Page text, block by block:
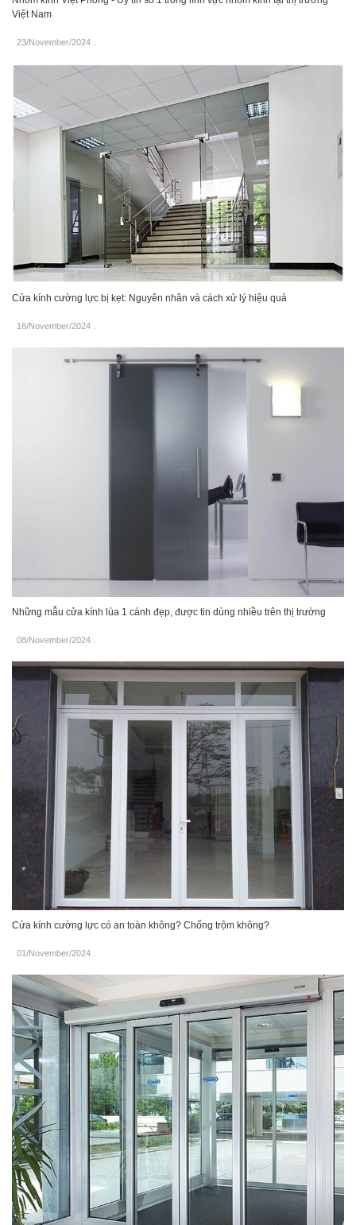
Việt Nam
23/November/2024
Cửa kính cường lực bị kẹt: Nguyên nhân và cách xử lý hiệu quả
16/November/2024
Những mẫu cửa kính lùa 1 cánh đẹp, được tin dùng nhiều trên thị trường
08/November/2024
Cửa kính cường lực có an toàn không? Chống trộm không?
01/November/2024